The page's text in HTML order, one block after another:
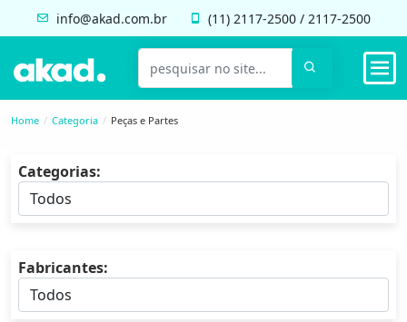
info@akad.com.br (11) 2117-2500 / 2117-2500
Home Categoria Peças e Partes
Categorias:
Fabricantes: